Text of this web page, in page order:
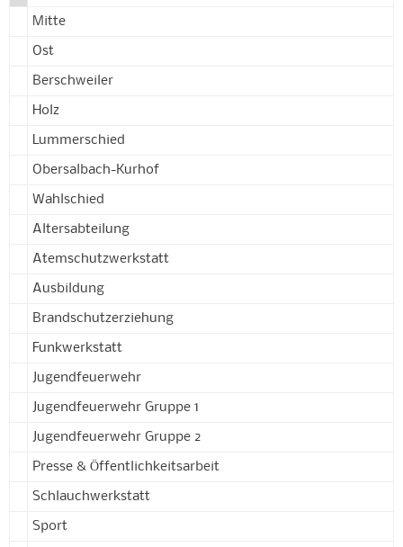
Mitte
Ost
Berschweiler
Holz
Lummerschied
Obersalbach-Kurhof
Wahlschied
Altersabteilung
Atemschutzwerkstatt
Ausbildung
Brandschutzerziehung
Funkwerkstatt
Jugendfeuerwehr
Jugendfeuerwehr Gruppe 1
Jugendfeuerwehr Gruppe 2
Presse & Öffentlichkeitsarbeit
Schlauchwerkstatt
Sport